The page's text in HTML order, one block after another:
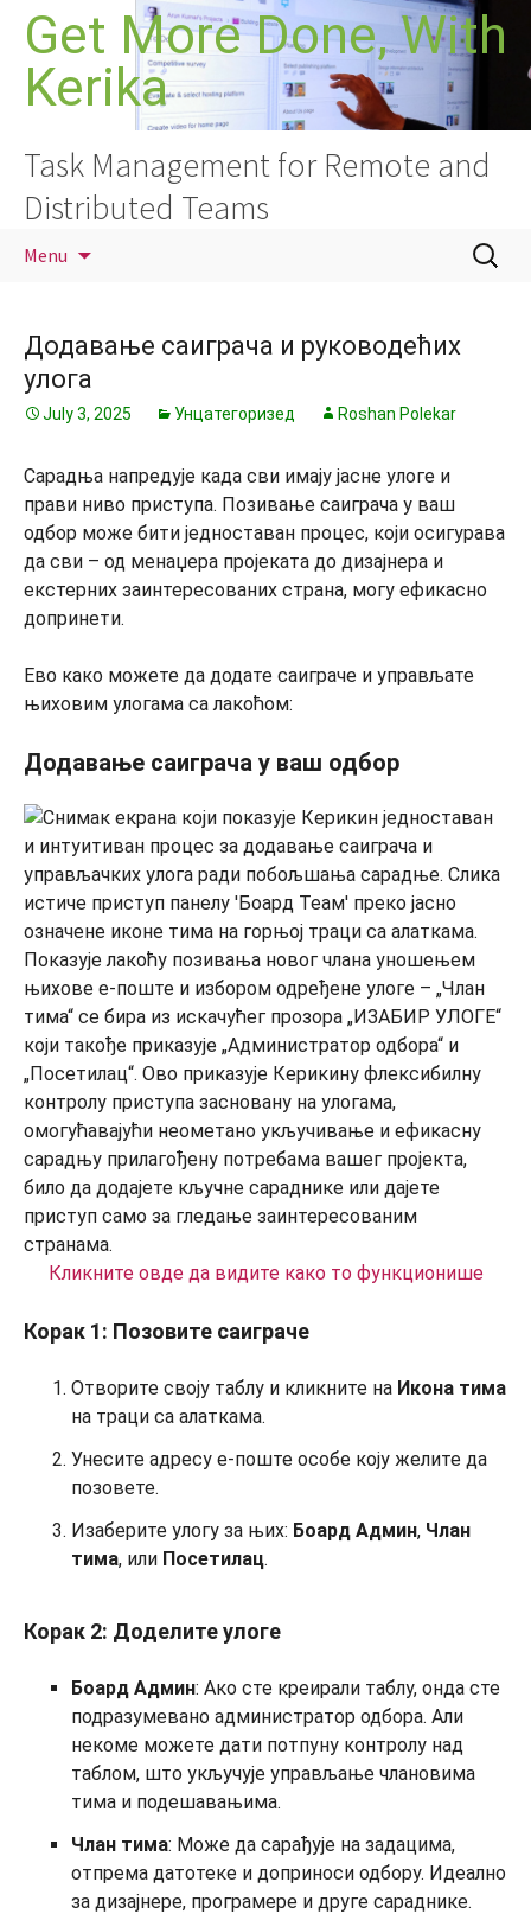
Skip
content
Get More Done, With
Kerika
Task Management for Remote and
Distributed Teams
Menu
Search
for:
Додавање саиграча и руководећих
улога
July 3, 2025 Унцатегоризед Roshan Polekar
Сарадња напредује када сви имају јасне улоге и
прави ниво приступа. Позивање саиграча у ваш
одбор може бити једноставан процес, који осигурава
да сви – од менаџера пројеката до дизајнера и
екстерних заинтересованих страна, могу ефикасно
допринети.
Ево како можете да додате саиграче и управљате
њиховим улогама са лакоћом:
Додавање саиграча у ваш одбор
Кликните овде да видите како то функционише
Корак 1: Позовите саиграче
Отворите своју таблу и кликните на Икона тима
на траци са алаткама.
Унесите адресу е-поште особе коју желите да
позовете.
Изаберите улогу за њих: Боард Админ, Члан
тима, или Посетилац.
Корак 2: Доделите улоге
Боард Админ: Ако сте креирали таблу, онда сте
подразумевано администратор одбора. Али
некоме можете дати потпуну контролу над
таблом, што укључује управљање члановима
тима и подешавањима.
Члан тима: Може да сарађује на задацима,
отпрема датотеке и доприноси одбору. Идеално
за дизајнере, програмере и друге сараднике.